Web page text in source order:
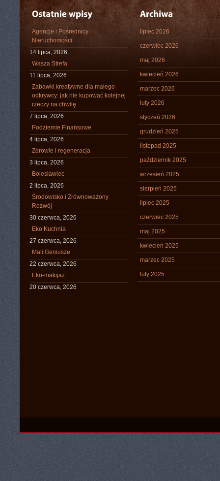
Agencje i Pośrednicy
Nieruchomości
14 lipca, 2026
Wasza Strefa
11 lipca, 2026
Zabawki kreatywne dla małego
odkrywcy: jak nie kupować kolejnej
rzeczy na chwilę
7 lipca, 2026
Podziemie Finansowe
4 lipca, 2026
Zdrowie i regeneracja
3 lipca, 2026
Bolesławiec
2 lipca, 2026
Środowisko i Zrównoważony
Rozwój
30 czerwca, 2026
Eko Kuchnia
27 czerwca, 2026
Mali Geniusze
22 czerwca, 2026
Eko-makijaż
20 czerwca, 2026
lipiec 2026
czerwiec 2026
maj 2026
kwiecień 2026
marzec 2026
luty 2026
styczeń 2026
grudzień 2025
listopad 2025
październik 2025
wrzesień 2025
sierpień 2025
lipiec 2025
czerwiec 2025
maj 2025
kwiecień 2025
marzec 2025
luty 2025